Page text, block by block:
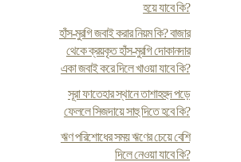
হয়ে যাবে কি?
হাঁস-মুরগি জবাই করার নিয়ম কি? বাজার
থেকে ক্রয়কৃত হাঁস-মুরগি দোকানদার
একা জবাই করে দিলে খাওয়া যাবে কি?
সূরা ফাতেহার স্থানে তাশাহহুদ পড়ে
ফেললে সিজদায়ে সাহু দিতে হবে কি?
ঋণ পরিশোধের সময় ঋণের চেয়ে বেশি
দিলে নেওয়া যাবে কি?